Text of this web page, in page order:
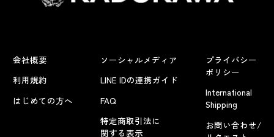
会社概要
利用規約
はじめての方へ
ソーシャルメディア
LINE IDの連携ガイド
FAQ
特定商取引法に
関する表示
プライバシー
ポリシー
International
Shipping
お問い合わせ/